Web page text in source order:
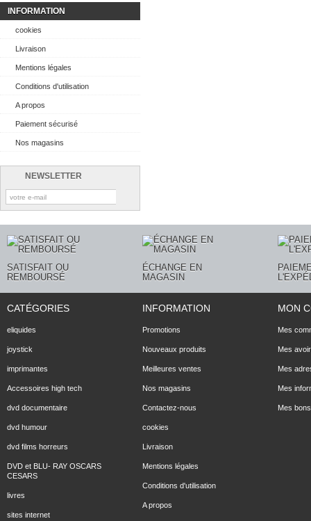
INFORMATION
cookies
Livraison
Mentions légales
Conditions d'utilisation
A propos
Paiement sécurisé
Nos magasins
NEWSLETTER
SATISFAIT OU
REMBOURSÉ
ÉCHANGE EN
MAGASIN
CATÉGORIES
eliquides
joystick
imprimantes
Accessoires high tech
dvd documentaire
dvd humour
dvd films horreurs
DVD et BLU- RAY OSCARS
CESARS
livres
sites internet
INFORMATION
Promotions
Nouveaux produits
Meilleures ventes
Nos magasins
Contactez-nous
cookies
Livraison
Mentions légales
Conditions d'utilisation
A propos
MON
Mes
Mes
Mes
Mes
Mes